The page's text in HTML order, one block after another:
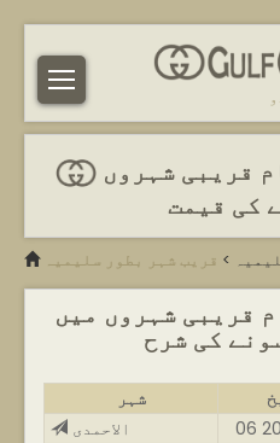
بطور سلیمیہ : تمام قریبی شہروں
کی قیمت
> قریب شہر بطور سلیمیہ
قریبی شہروں میں
شہر
الاحمدی